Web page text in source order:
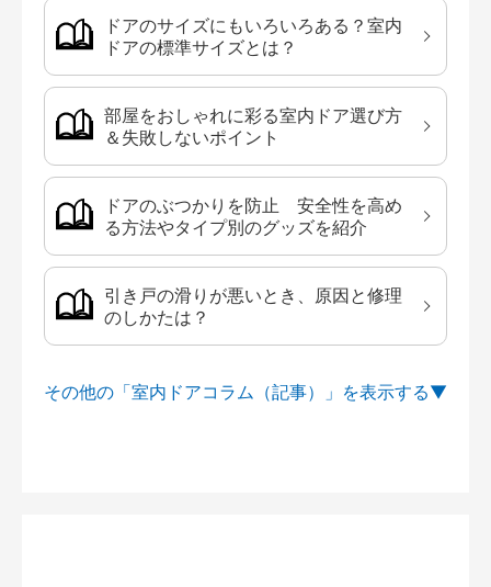
ドアのサイズにもいろいろある？室内
ドアの標準サイズとは？
部屋をおしゃれに彩る室内ドア選び方
＆失敗しないポイント
ドアのぶつかりを防止 安全性を高め
る方法やタイプ別のグッズを紹介
引き戸の滑りが悪いとき、原因と修理
のしかたは？
その他の「室内ドアコラム（記事）」を